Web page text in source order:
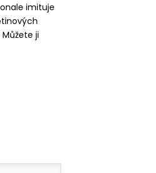
imituje
ji